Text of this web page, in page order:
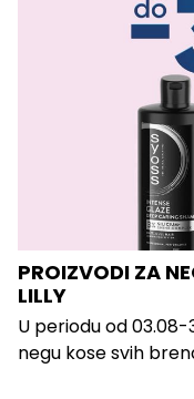
PROIZVODI ZA
LILLY
U periodu od 03.08-
negu kose svih